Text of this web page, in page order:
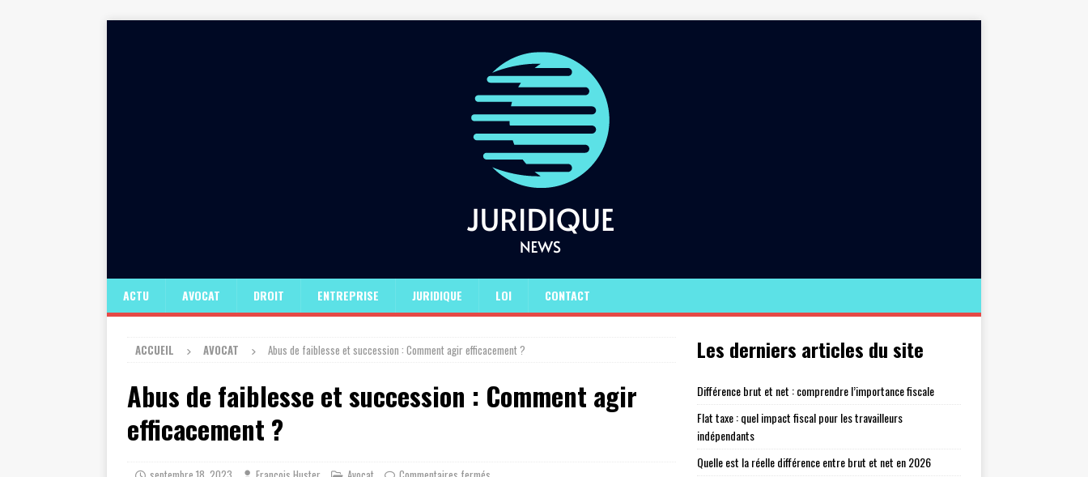
ACTU AVOCAT DROIT ENTREPRISE JURIDIQUE LOI CONTACT
ACCUEIL AVOCAT Abus de faiblesse et succession : Comment agir efficacement ?
Abus de faiblesse et succession : Comment agir
efficacement ?
Les derniers articles du site
Différence brut et net : comprendre l’importance fiscale
Flat taxe : quel impact fiscal pour les travailleurs
indépendants
Quelle est la réelle différence entre brut et net en 2026